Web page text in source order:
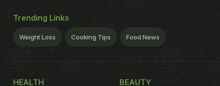
Trending Links
Weight Loss Cooking Tips Food News
HEALTH BEAUTY